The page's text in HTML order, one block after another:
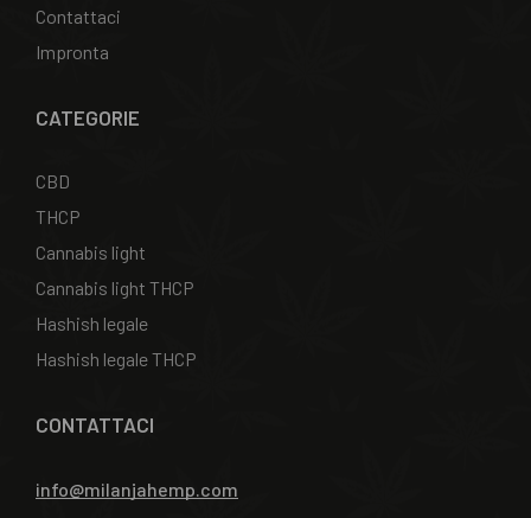
Contattaci
Impronta
CATEGORIE
CBD
THCP
Cannabis light
Cannabis light THCP
Hashish legale
Hashish legale THCP
CONTATTACI
info@milanjahemp.com